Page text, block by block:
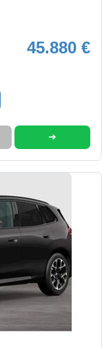
45.880 €
➜